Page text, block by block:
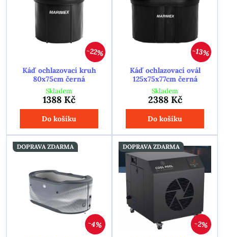
22%
Káď ochlazovací kruh
80x75cm černá
Skladem
1388 Kč
Do košíku
13%
Káď ochlazovací ovál
125x75x77cm černá
Skladem
2388 Kč
Do košíku
4%
DOPRAVA ZDARMA
2%
DOPRAVA ZDARMA